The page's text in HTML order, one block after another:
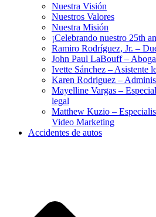
Nuestra Visión
Nuestros Valores
Nuestra Misión
¡Celebrando nuestro 25th
Ramiro Rodríguez, Jr. –
John Paul LaBouff –
Ivette Sánchez – Asistente
Karen Rodriguez –
Mayelline Vargas –
legal
Matthew Kuzio –
Video Marketing
Accidentes de autos